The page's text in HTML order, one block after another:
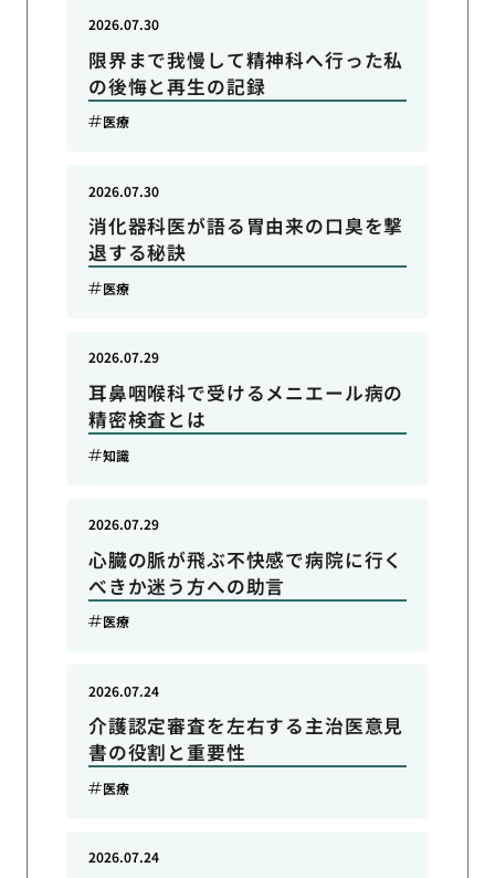
限界まで我慢して精神科へ行った私
の後悔と再生の記録
2026.07.30
医療
消化器科医が語る胃由来の口臭を撃
退する秘訣
2026.07.30
医療
耳鼻咽喉科で受けるメニエール病の
精密検査とは
2026.07.29
知識
心臓の脈が飛ぶ不快感で病院に行く
べきか迷う方への助言
2026.07.29
医療
介護認定審査を左右する主治医意見
書の役割と重要性
2026.07.24
医療
2026.07.24